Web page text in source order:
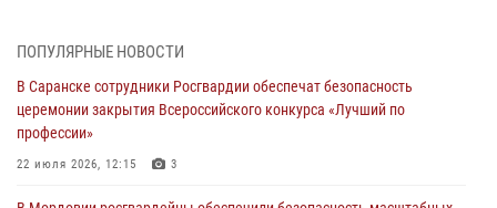
06 августа 2026, 07:03
В Саранске по обращению жителей правоохранители отреагировали
незамедлительно
05 августа 2026, 15:04
ПОПУЛЯРНЫЕ НОВОСТИ
В Саранске сотрудники Росгвардии обеспечат безопасность
церемонии закрытия Всероссийского конкурса «Лучший по
профессии»
22 июля 2026, 12:15 3